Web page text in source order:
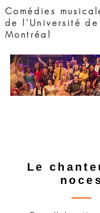
Comédies
de l'Université de
Montréal
Le